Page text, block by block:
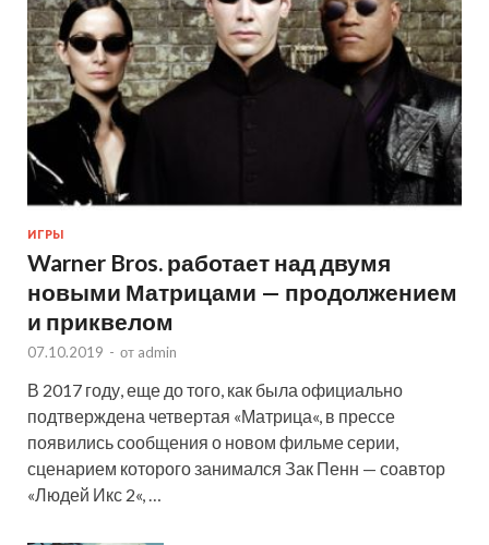
ИГРЫ
Warner Bros. работает над двумя
новыми Матрицами — продолжением
и приквелом
07.10.2019 - от admin
В 2017 году, еще до того, как была официально
подтверждена четвертая «Матрица«, в прессе
появились сообщения о новом фильме серии,
сценарием которого занимался Зак Пенн — соавтор
«Людей Икс 2«, …